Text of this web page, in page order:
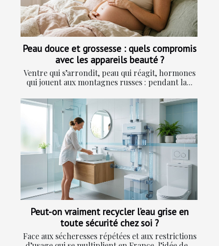
Peau douce et grossesse : quels compromis
avec les appareils beauté ?
Ventre qui s’arrondit, peau qui réagit, hormones
qui jouent aux montagnes russes : pendant la...
Peut-on vraiment recycler l’eau grise en
toute sécurité chez soi ?
Face aux sécheresses répétées et aux restrictions